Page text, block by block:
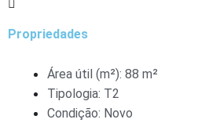
Propriedades
Área útil (m²): 88 m²
Tipologia: T2
Condição: Novo